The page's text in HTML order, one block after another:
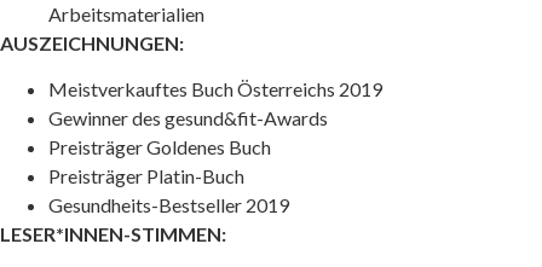
Arbeitsmaterialien
AUSZEICHNUNGEN:
Meistverkauftes Buch Österreichs 2019
Gewinner des gesund&fit-Awards
Preisträger Goldenes Buch
Preisträger Platin-Buch
Gesundheits-Bestseller 2019
LESER*INNEN-STIMMEN: